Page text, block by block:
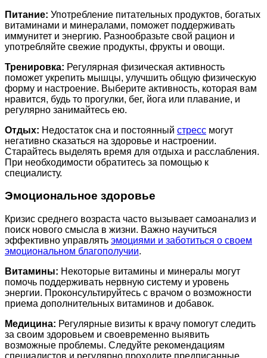
Питание: Употребление питательных продуктов, богатых
витаминами и минералами, поможет поддерживать
иммунитет и энергию. Разнообразьте свой рацион и
употребляйте свежие продукты, фрукты и овощи.
Тренировка: Регулярная физическая активность
поможет укрепить мышцы, улучшить общую физическую
форму и настроение. Выберите активность, которая вам
нравится, будь то прогулки, бег, йога или плавание, и
регулярно занимайтесь ею.
Отдых: Недостаток сна и постоянный стресс могут
негативно сказаться на здоровье и настроении.
Старайтесь выделять время для отдыха и расслабления.
При необходимости обратитесь за помощью к
специалисту.
Эмоциональное здоровье
Кризис среднего возраста часто вызывает самоанализ и
поиск нового смысла в жизни. Важно научиться
эффективно управлять эмоциями и заботиться о своем
эмоциональном благополучии.
Витамины: Некоторые витамины и минералы могут
помочь поддерживать нервную систему и уровень
энергии. Проконсультируйтесь с врачом о возможности
приема дополнительных витаминов и добавок.
Медицина: Регулярные визиты к врачу помогут следить
за своим здоровьем и своевременно выявить
возможные проблемы. Следуйте рекомендациям